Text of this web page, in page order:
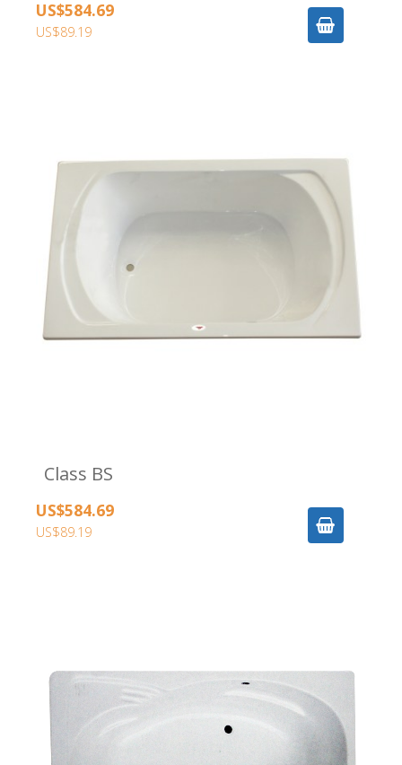
US$584.69
US$89.19
Class BS
US$584.69
US$89.19